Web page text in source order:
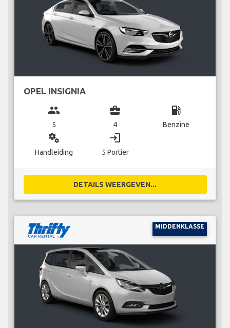
OPEL INSIGNIA
group
5
business_center
4
local_gas_station
Benzine
miscellaneous_services
Handleiding
login
5 Portier
DETAILS WEERGEVEN...
MIDDENKLASSE